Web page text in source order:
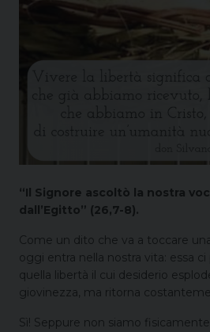
“Il Signore ascoltò la nostra
dall’Egitto” (26,7-8).
Come un dito che va a toccare
oggi entra nella nostra vita: essa ci
quella libertà il cui desiderio
giovinezza, ma ritorna
Sì! Seppure non siamo